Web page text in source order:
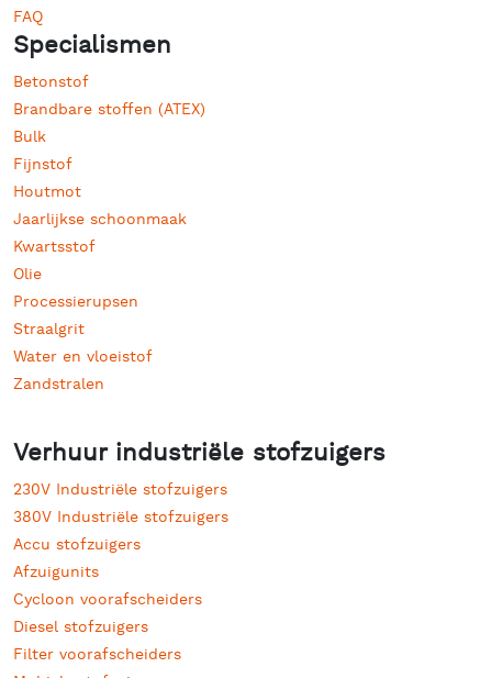
FAQ
Specialismen
Betonstof
Brandbare stoffen (ATEX)
Bulk
Fijnstof
Houtmot
Jaarlijkse schoonmaak
Kwartsstof
Olie
Processierupsen
Straalgrit
Water en vloeistof
Zandstralen
Verhuur industriële stofzuigers
230V Industriële stofzuigers
380V Industriële stofzuigers
Accu stofzuigers
Afzuigunits
Cycloon voorafscheiders
Diesel stofzuigers
Filter voorafscheiders